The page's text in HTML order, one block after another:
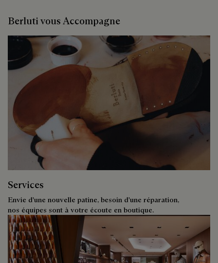
Berluti vous Accompagne
Services
Envie d'une nouvelle patine, besoin d'une réparation,
nos équipes sont à votre écoute en boutique.